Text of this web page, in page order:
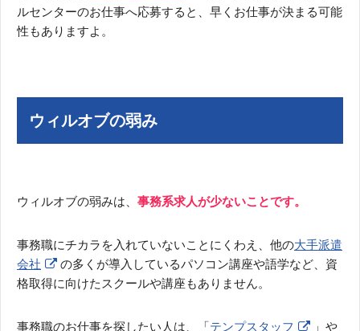
ルセンターのお仕事へ応募すると、早くお仕事が決まる可能
性もありますよ。
ウィルオブの弱み
ウィルオブの弱みは、 事務系求人が少ないことです。
事務職にチカラを入れていないことにくわえ、他の大手派遣
会社
の多くが導入しているパソコン講座や語学など、資
格取得に向けたスクールや講座もありません。
事務職のお仕事を探したい人は、「テンプスタッフ 」や